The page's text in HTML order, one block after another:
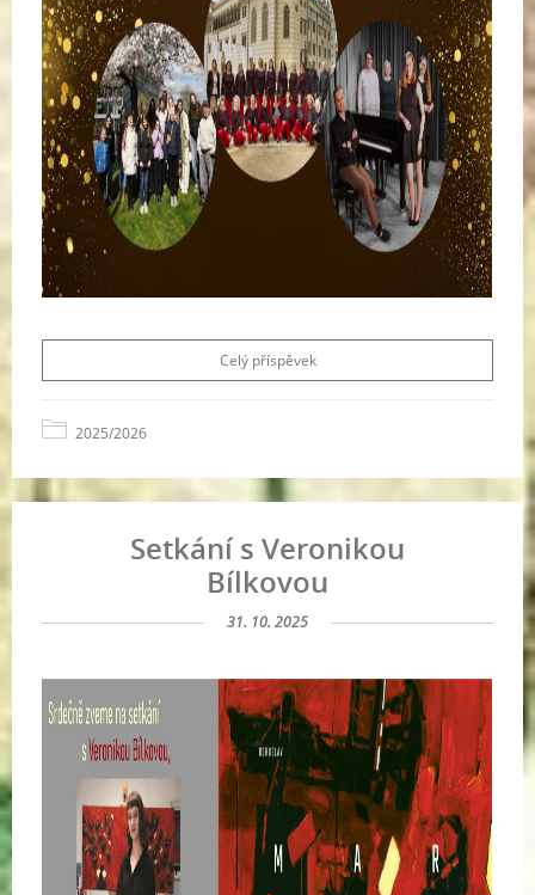
Celý příspěvek
2025/2026
Setkání s Veronikou
Bílkovou
31. 10. 2025